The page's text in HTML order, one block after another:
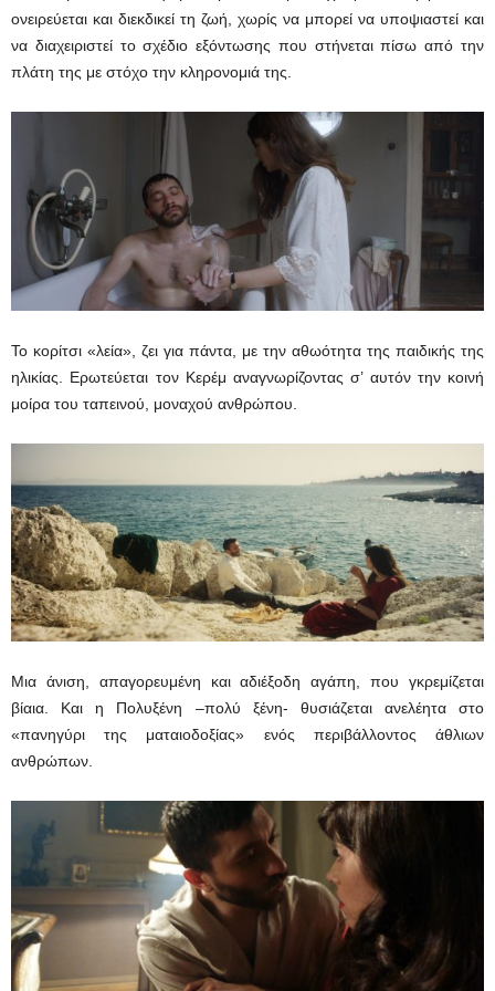
ονειρεύεται και διεκδικεί τη ζωή, χωρίς να μπορεί να υποψιαστεί και
να διαχειριστεί το σχέδιο εξόντωσης που στήνεται πίσω από την
πλάτη της με στόχο την κληρονομιά της.
Το κορίτσι «λεία», ζει για πάντα, με την αθωότητα της παιδικής της
ηλικίας. Ερωτεύεται τον Κερέμ αναγνωρίζοντας σ’ αυτόν την κοινή
μοίρα του ταπεινού, μοναχού ανθρώπου.
Μια άνιση, απαγορευμένη και αδιέξοδη αγάπη, που γκρεμίζεται
βίαια. Και η Πολυξένη –πολύ ξένη- θυσιάζεται ανελέητα στο
«πανηγύρι της ματαιοδοξίας» ενός περιβάλλοντος άθλιων
ανθρώπων.